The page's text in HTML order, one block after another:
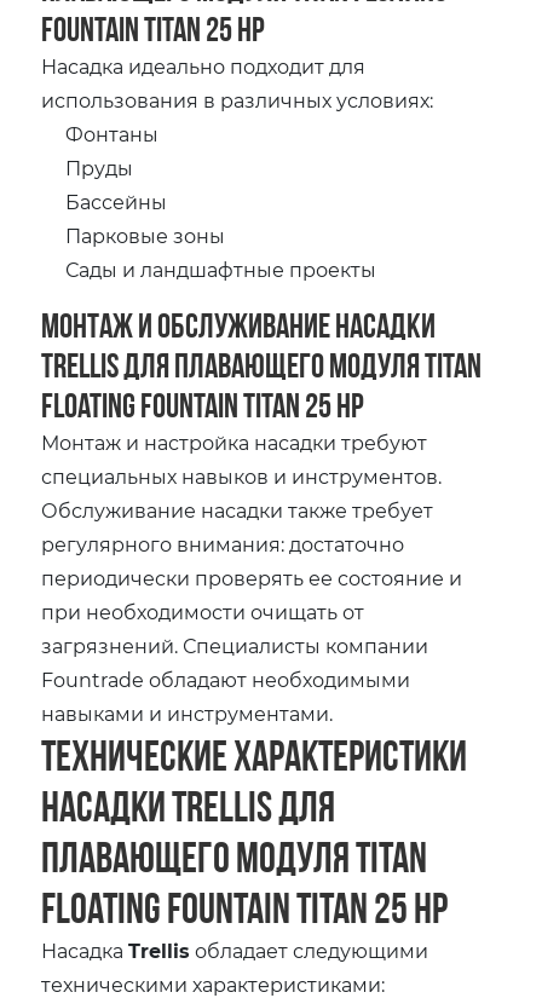
Fountain Titan 25 HP
Насадка идеально подходит для
использования в различных условиях:
Фонтаны
Пруды
Бассейны
Парковые зоны
Сады и ландшафтные проекты
Монтаж и обслуживание насадки
Trellis для плавающего модуля Titan
Floating Fountain Titan 25 HP
Монтаж и настройка насадки требуют
специальных навыков и инструментов.
Обслуживание насадки также требует
регулярного внимания: достаточно
периодически проверять ее состояние и
при необходимости очищать от
загрязнений. Специалисты компании
Fountrade обладают необходимыми
навыками и инструментами.
Технические характеристики
насадки Trellis для
плавающего модуля Titan
Floating Fountain Titan 25 HP
НасадкаTrellis обладает следующими
техническими характеристиками: